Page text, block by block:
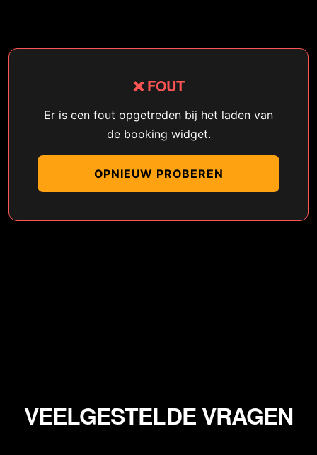
❌ FOUT
Er is een fout opgetreden bij het laden van
de booking widget.
OPNIEUW PROBEREN
VEELGESTELDE VRAGEN